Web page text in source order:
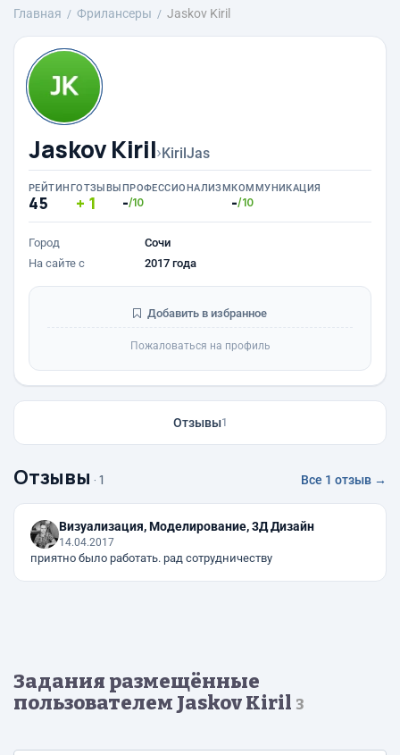
Главная Фрилансеры Jaskov Kiril
Jaskov Kiril›KirilJas
РЕЙТИНГ
45
ОТЗЫВЫ
1
ПРОФЕССИОНАЛИЗМ
-/10
КОММУНИКАЦИЯ
-/10
Город
Сочи
На сайте с
2017 года
Добавить в избранное
Пожаловаться на профиль
Отзывы1
Отзывы · 1 Все 1 отзыв →
Визуализация, Моделирование, 3Д Дизайн
14.04.2017
приятно было работать. рад сотрудничеству
Задания размещённые
пользователем Jaskov Kiril 3